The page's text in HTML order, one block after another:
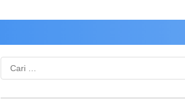
Cari
untuk: